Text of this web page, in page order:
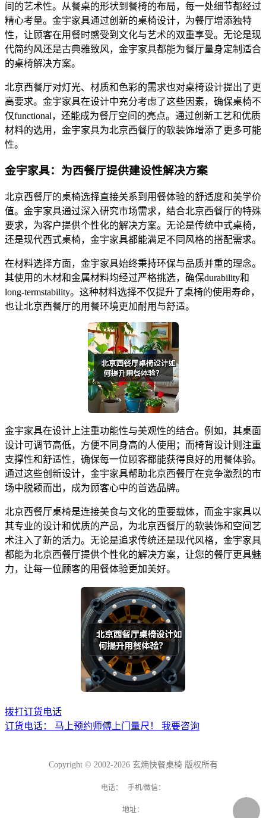
间的艺术性。从餐桌的形状到餐椅的布局，每一处细节都经过
精心考量。金宇家具通过创新的桌椅设计，为餐厅增添独特
性，让顾客在用餐时感受到文化与艺术的双重享受。无论是现
代简约风还是古典雅致风，金宇家具都能为餐厅量身定制适合
的桌椅解决方案。
北京西餐厅对灯光、材质和色彩的需求也对桌椅设计提出了更
高要求。金宇家具在设计中充分考虑了这些因素，确保桌椅不
仅functional，还能成为餐厅空间的亮点。通过创新工艺和优质
材料的选用，金宇家具为北京西餐厅的软装饰增添了更多可能
性。
金宇家具：为西餐厅提供建设性解决方案
北京西餐厅的桌椅选择直接关系到用餐体验的舒适度和美学价
值。金宇家具通过深入研究市场需求，结合北京西餐厅的特殊
要求，为客户提供个性化的解决方案。无论是传统中式桌椅，
还是现代西式桌椅，金宇家具都能满足不同风格的搭配需求。
在材料选择方面，金宇家具始终秉持环保与品质并重的理念。
其使用的木材和金属材料均经过严格挑选，确保durability和
long-termstability。这种材料选择不仅提升了桌椅的使用寿命，
也让北京西餐厅的用餐环境更加耐用与舒适。
金宇家具在设计上注重功能性与美观性的结合。例如，其桌面
设计可调节高低，方便不同身高的人使用；而椅背设计则注重
支撑性和舒适性，确保每一位顾客都能获得良好的用餐体验。
通过这些创新设计，金宇家具帮助北京西餐厅在竞争激烈的市
场中脱颖而出，成为顾客心中的首选品牌。
北京西餐厅桌椅是连接美食与文化的重要载体，而金宇家具以
其专业的设计和优质的产品，为北京西餐厅的软装饰和空间艺
术注入了新的活力。无论是追求传统还是现代风格，金宇家具
都能为北京西餐厅提供个性化的解决方案，让您的餐厅更具魅
力，让每一位顾客的用餐体验更加美好。
拨打订货电话
订货电话：
马上预约师傅上门量尺！ 我要咨询
Copyright © 2002-2026 玄熵快餐桌椅 版权所有
电话： 手机/微信：
地址：